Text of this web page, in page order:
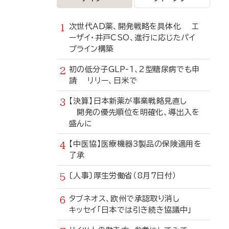
次世代AD薬、開発戦略を具体化 エ
ーザイ・井戸CSO、進行に応じたパイ
プライン構築
初の低分子GLP-1、2型糖尿病でも申
請 リリー、日米で
【決算】日本新薬が事業戦略見直し
開発の優先順位を明確化、導出入を
盛んに
【中医協】医療機器3製品の保険適用を
了承
〔人事〕厚生労働省（8月7日付）
タブネオス、欧州で承認取り消し
キッセイ「日本では引き続き協議中」